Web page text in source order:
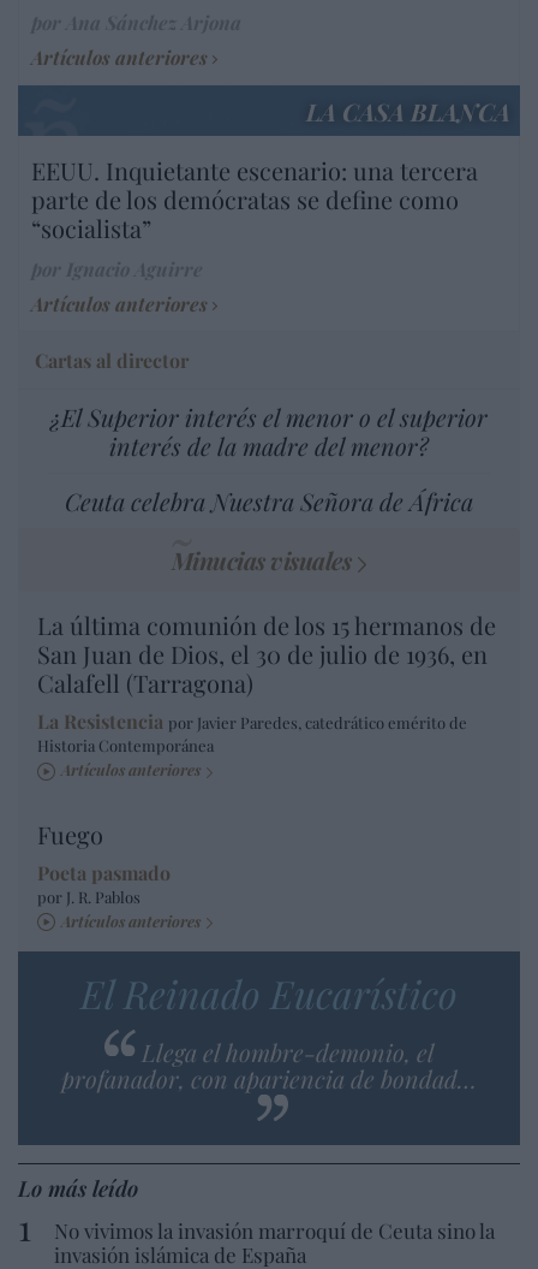
Artículos anteriores
LA CASA BLANCA
EEUU. Inquietante escenario: una tercera
parte de los demócratas se define como
“socialista”
Artículos anteriores
Cartas al director
¿El Superior interés el menor o el superior
interés de la madre del menor?
Ceuta celebra Nuestra Señora de África
Minucias visuales
La última comunión de los 15 hermanos de
San Juan de Dios, el 30 de julio de 1936, en
Calafell (Tarragona)
La Resistencia por Javier Paredes, catedrático emérito de
Historia Contemporánea
Artículos anteriores
Fuego
Poeta pasmado
por J. R. Pablos
Artículos anteriores
El Reinado Eucarístico
Llega el hombre-demonio, el
profanador, con apariencia de bondad…
Lo más leído
No vivimos la invasión marroquí de Ceuta sino la
invasión islámica de España